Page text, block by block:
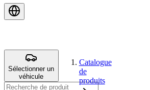
Sélectionner un
véhicule
Catalogue
de
produits